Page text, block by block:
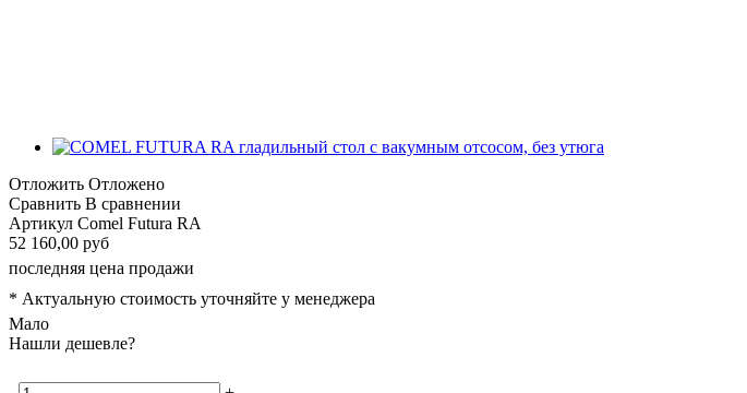
Отложить Отложено
Сравнить В сравнении
Артикул Comel Futura RA
52 160,00 руб
последняя цена продажи
* Актуальную стоимость уточняйте у менеджера
Мало
Нашли дешевле?